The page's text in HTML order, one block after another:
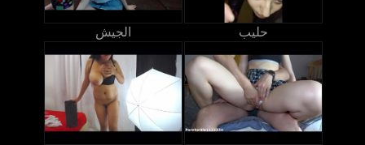
الجيش حليب